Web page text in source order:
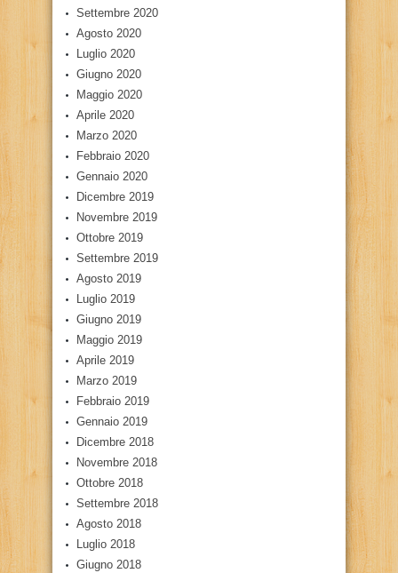
Settembre 2020
Agosto 2020
Luglio 2020
Giugno 2020
Maggio 2020
Aprile 2020
Marzo 2020
Febbraio 2020
Gennaio 2020
Dicembre 2019
Novembre 2019
Ottobre 2019
Settembre 2019
Agosto 2019
Luglio 2019
Giugno 2019
Maggio 2019
Aprile 2019
Marzo 2019
Febbraio 2019
Gennaio 2019
Dicembre 2018
Novembre 2018
Ottobre 2018
Settembre 2018
Agosto 2018
Luglio 2018
Giugno 2018